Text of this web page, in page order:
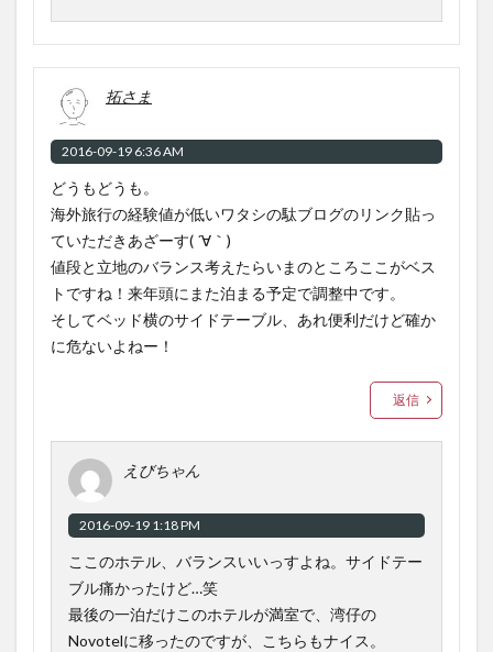
拓さま
2016-09-19 6:36 AM
どうもどうも。
海外旅行の経験値が低いワタシの駄ブログのリンク貼っ
ていただきあざーす( ´∀｀)
値段と立地のバランス考えたらいまのところここがベス
トですね！来年頭にまた泊まる予定で調整中です。
そしてベッド横のサイドテーブル、あれ便利だけど確か
に危ないよねー！
返信
えびちゃん
2016-09-19 1:18 PM
ここのホテル、バランスいいっすよね。サイドテー
ブル痛かったけど…笑
最後の一泊だけこのホテルが満室で、湾仔の
Novotelに移ったのですが、こちらもナイス。